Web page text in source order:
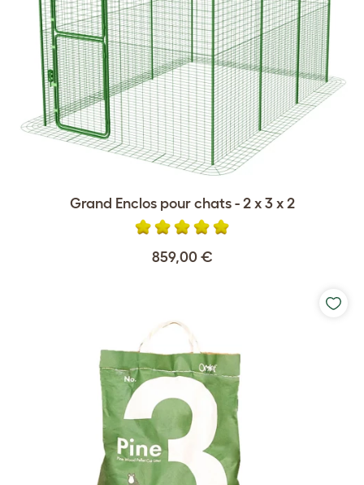
Grand Enclos pour chats - 2 x 3 x 2
859,00 €